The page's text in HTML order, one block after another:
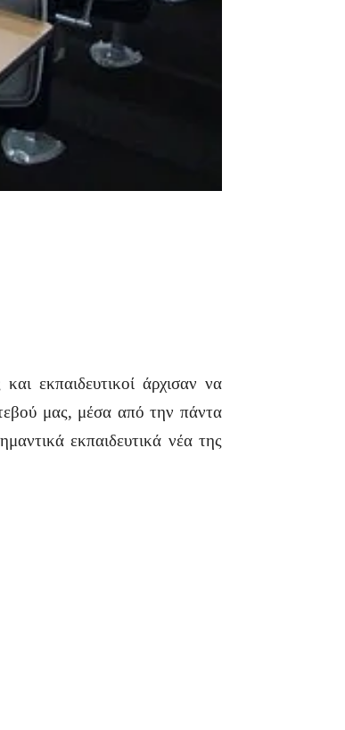
εκπαιδευτικοί άρχισαν να
μας, μέσα από την πάντα
εκπαιδευτικά νέα της